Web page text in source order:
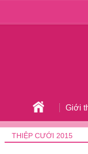
Giới
THIỆP CƯỚI 2015